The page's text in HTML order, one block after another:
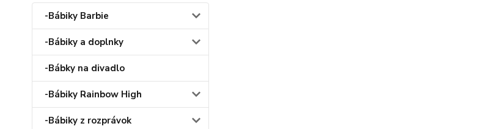
-Bábiky Barbie
-Bábiky a doplnky
-Bábky na divadlo
-Bábiky Rainbow High
-Bábiky z rozprávok